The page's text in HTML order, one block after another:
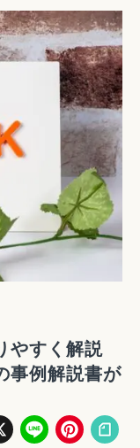
やすく解説
事例解説書が
X Line